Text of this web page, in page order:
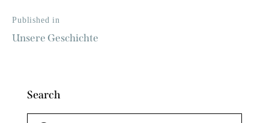
Published in
Unsere Geschichte
Search